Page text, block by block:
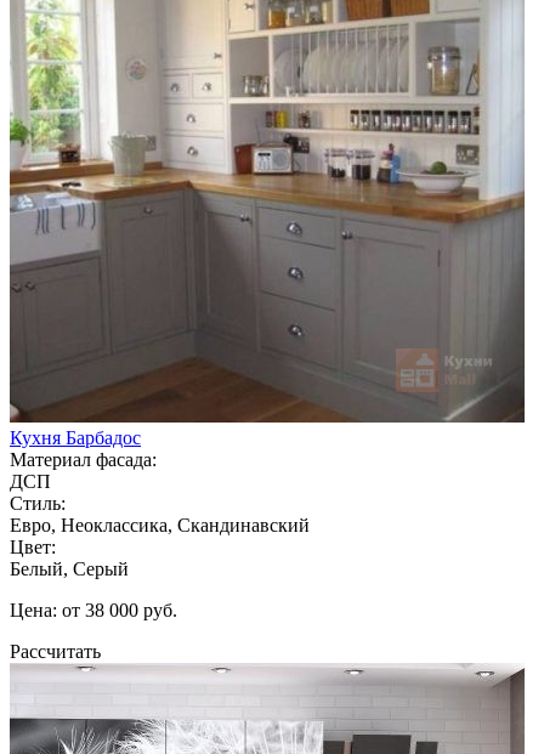
Кухня Барбадос
Материал фасада:
ДСП
Стиль:
Евро, Неоклассика, Скандинавский
Цвет:
Белый, Серый
Цена: от 38 000 руб.
Рассчитать